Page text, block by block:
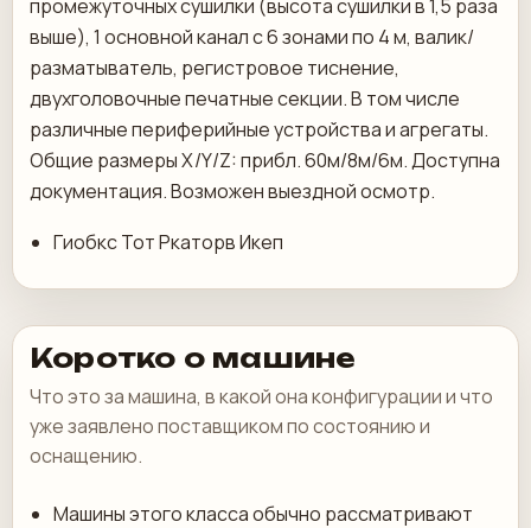
промежуточных сушилки (высота сушилки в 1,5 раза
выше), 1 основной канал с 6 зонами по 4 м, валик/
разматыватель, регистровое тиснение,
двухголовочные печатные секции. В том числе
различные периферийные устройства и агрегаты.
Общие размеры X/Y/Z: прибл. 60м/8м/6м. Доступна
документация. Возможен выездной осмотр.
Гиобкс Тот Ркаторв Икеп
Коротко о машине
Что это за машина, в какой она конфигурации и что
уже заявлено поставщиком по состоянию и
оснащению.
Машины этого класса обычно рассматривают